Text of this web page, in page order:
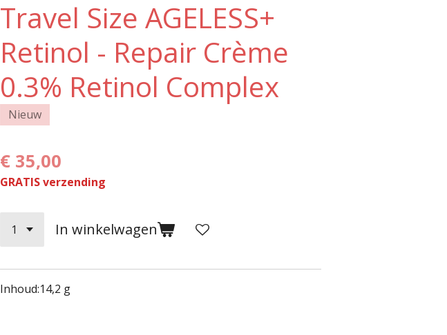
Travel Size AGELESS+
Retinol - Repair Crème
0.3% Retinol Complex
Nieuw
€ 35,00
GRATIS verzending
In winkelwagen
Inhoud:14,2 g